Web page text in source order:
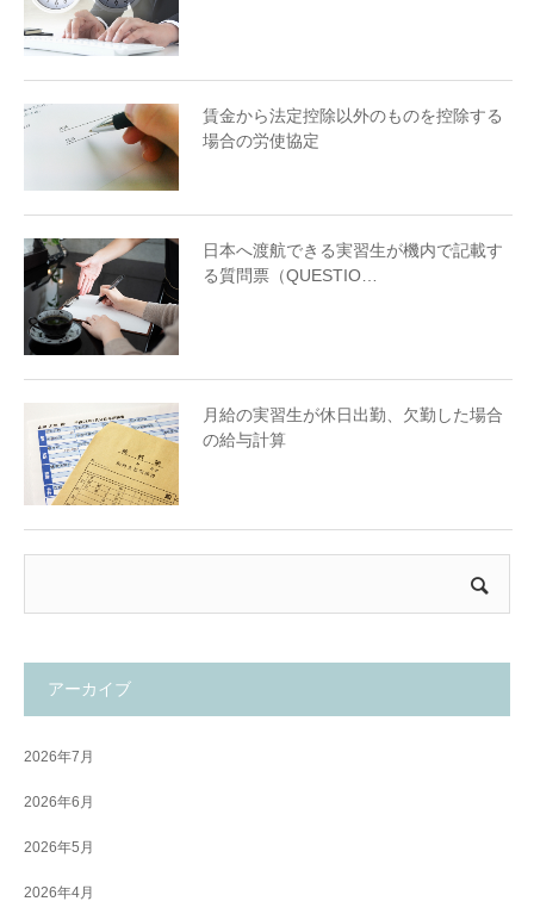
賃金から法定控除以外のものを控除する
場合の労使協定
日本へ渡航できる実習生が機内で記載す
る質問票（QUESTIO…
月給の実習生が休日出勤、欠勤した場合
の給与計算
アーカイブ
2026年7月
2026年6月
2026年5月
2026年4月